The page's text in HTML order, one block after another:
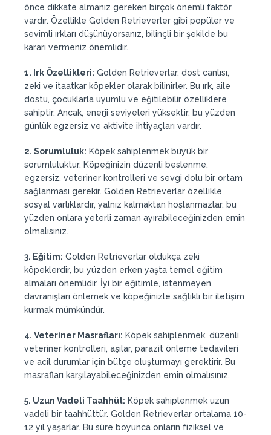
önce dikkate almanız gereken birçok önemli faktör
vardır. Özellikle Golden Retrieverler gibi popüler ve
sevimli ırkları düşünüyorsanız, bilinçli bir şekilde bu
kararı vermeniz önemlidir.
1. Irk Özellikleri: Golden Retrieverlar, dost canlısı,
zeki ve itaatkar köpekler olarak bilinirler. Bu ırk, aile
dostu, çocuklarla uyumlu ve eğitilebilir özelliklere
sahiptir. Ancak, enerji seviyeleri yüksektir, bu yüzden
günlük egzersiz ve aktivite ihtiyaçları vardır.
2. Sorumluluk: Köpek sahiplenmek büyük bir
sorumluluktur. Köpeğinizin düzenli beslenme,
egzersiz, veteriner kontrolleri ve sevgi dolu bir ortam
sağlanması gerekir. Golden Retrieverlar özellikle
sosyal varlıklardır, yalnız kalmaktan hoşlanmazlar, bu
yüzden onlara yeterli zaman ayırabileceğinizden emin
olmalısınız.
3. Eğitim: Golden Retrieverlar oldukça zeki
köpeklerdir, bu yüzden erken yaşta temel eğitim
almaları önemlidir. İyi bir eğitimle, istenmeyen
davranışları önlemek ve köpeğinizle sağlıklı bir iletişim
kurmak mümkündür.
4. Veteriner Masrafları: Köpek sahiplenmek, düzenli
veteriner kontrolleri, aşılar, parazit önleme tedavileri
ve acil durumlar için bütçe oluşturmayı gerektirir. Bu
masrafları karşılayabileceğinizden emin olmalısınız.
5. Uzun Vadeli Taahhüt: Köpek sahiplenmek uzun
vadeli bir taahhüttür. Golden Retrieverlar ortalama 10-
12 yıl yaşarlar. Bu süre boyunca onların fiziksel ve